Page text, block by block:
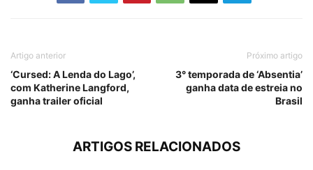
Artigo anterior
‘Cursed: A Lenda do Lago’,
com Katherine Langford,
ganha trailer oficial
Próximo artigo
3° temporada de ‘Absentia’
ganha data de estreia no
Brasil
ARTIGOS RELACIONADOS